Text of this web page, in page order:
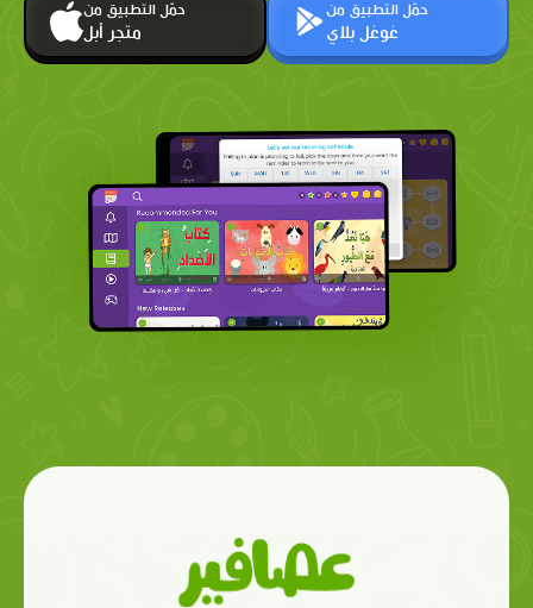
حمّل التطبيق من
متجر أبل
حمّل التطبيق من
غوغل بلاي